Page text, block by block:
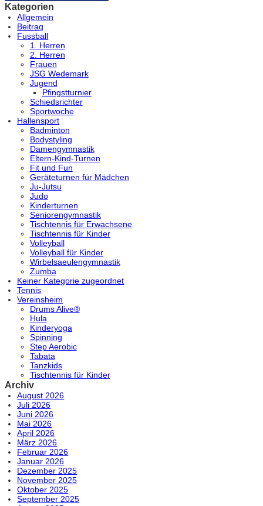
Kategorien
Allgemein
Beitrag
Fussball
1. Herren
2. Herren
Frauen
JSG Wedemark
Jugend
Pfingstturnier
Schiedsrichter
Sportwoche
Hallensport
Badminton
Bodystyling
Damengymnastik
Eltern-Kind-Turnen
Fit und Fun
Geräteturnen für Mädchen
Ju-Jutsu
Judo
Kinderturnen
Seniorengymnastik
Tischtennis für Erwachsene
Tischtennis für Kinder
Volleyball
Volleyball für Kinder
Wirbelsaeulengymnastik
Zumba
Keiner Kategorie zugeordnet
Tennis
Vereinsheim
Drums Alive®
Hula
Kinderyoga
Spinning
Step Aerobic
Tabata
Tanzkids
Tischtennis für Kinder
Archiv
August 2026
Juli 2026
Juni 2026
Mai 2026
April 2026
März 2026
Februar 2026
Januar 2026
Dezember 2025
November 2025
Oktober 2025
September 2025